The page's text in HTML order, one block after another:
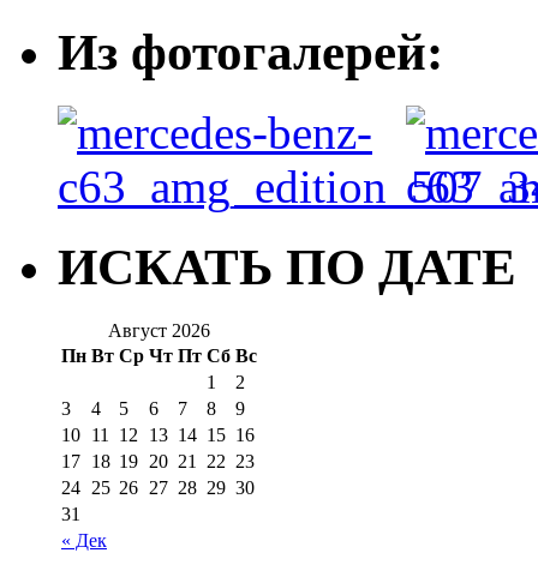
Из фотогалерей:
ИСКАТЬ ПО ДАТЕ
Август 2026
Пн Вт Ср Чт Пт Сб Вс
« Дек
1
2
3
4 5 6 7 8
9
10 11 12 13 14 15 16
17 18 19 20 21 22 23
24 25 26 27 28 29 30
31